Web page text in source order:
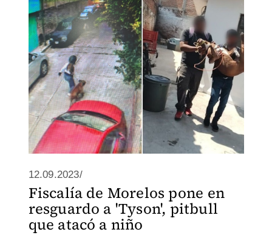
12.09.2023/
Fiscalía de Morelos pone en
resguardo a 'Tyson', pitbull
que atacó a niño